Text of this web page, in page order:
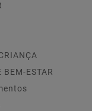
BEM-ESTAR